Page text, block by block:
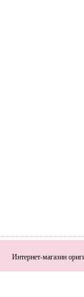
Интернет-магазин